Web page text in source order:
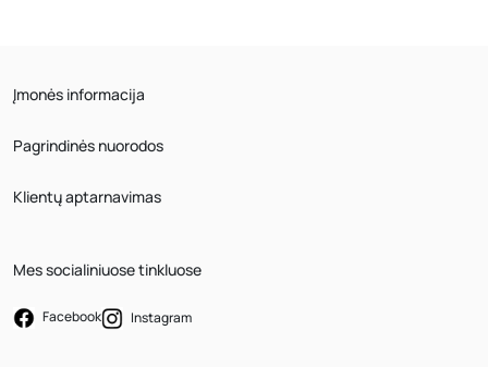
Įmonės informacija
Pagrindinės nuorodos
Klientų aptarnavimas
Mes socialiniuose tinkluose
Facebook Instagram